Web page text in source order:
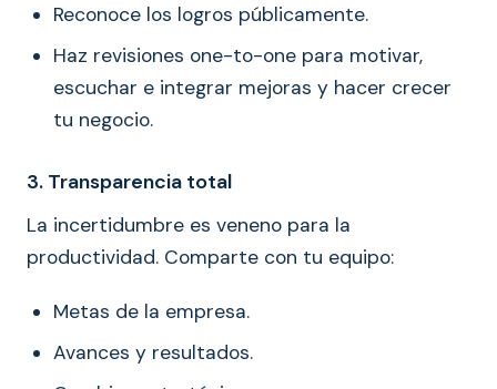
Reconoce los logros públicamente.
Haz revisiones one-to-one para motivar,
escuchar e integrar mejoras y hacer crecer
tu negocio.
3. Transparencia total
La incertidumbre es veneno para la
productividad. Comparte con tu equipo:
Metas de la empresa.
Avances y resultados.